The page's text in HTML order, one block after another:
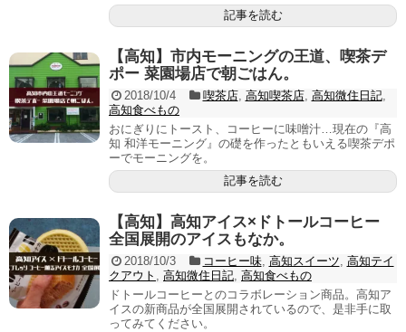
記事を読む
【高知】市内モーニングの王道、喫茶デ
ポー 菜園場店で朝ごはん。
2018/10/4 喫茶店, 高知喫茶店, 高知微住日記,
高知食べもの
おにぎりにトースト、コーヒーに味噌汁…現在の『高
知 和洋モーニング』の礎を作ったともいえる喫茶デポ
ーでモーニングを。
記事を読む
【高知】高知アイス×ドトールコーヒー
全国展開のアイスもなか。
2018/10/3 コーヒー味, 高知スイーツ, 高知テイ
クアウト , 高知微住日記, 高知食べもの
ドトールコーヒーとのコラボレーション商品。高知ア
イスの新商品が全国展開されているので、是非手に取
ってみてください。